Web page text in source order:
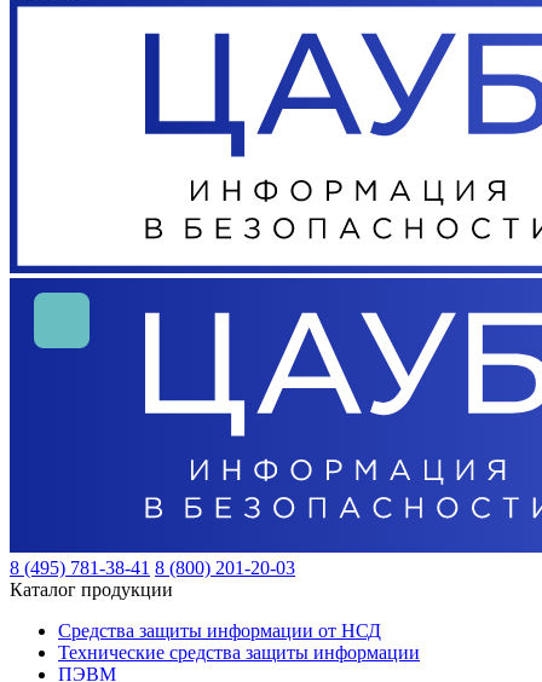
8 (495) 781-38-41 8 (800) 201-20-03
Каталог продукции
Средства защиты информации от НСД
Технические средства защиты информации
ПЭВМ